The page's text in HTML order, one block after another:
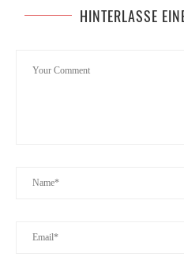
HINTERLASSE